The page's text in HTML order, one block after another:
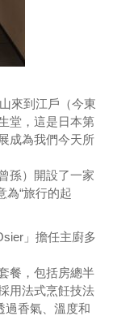
來到江戶（今東
堂，這是日本第
成為我們今天所
孫）開設了一家
為“旅行的起
」擔任主廚多
餐，包括房總半
用法式烹飪技法
過香氣、溫度和